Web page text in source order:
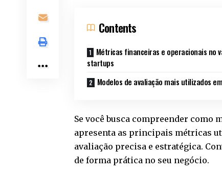
Contents
Métricas financeiras e operacionais no
startups
Modelos de avaliação mais utilizados
Se você busca compreender como
apresenta as principais métricas
avaliação precisa e estratégica.
de forma prática no seu negócio.